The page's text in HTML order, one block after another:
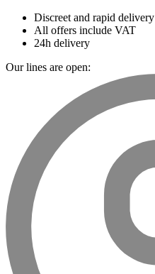
Discreet and rapid delivery
All offers include VAT
24h delivery
Our lines are open: